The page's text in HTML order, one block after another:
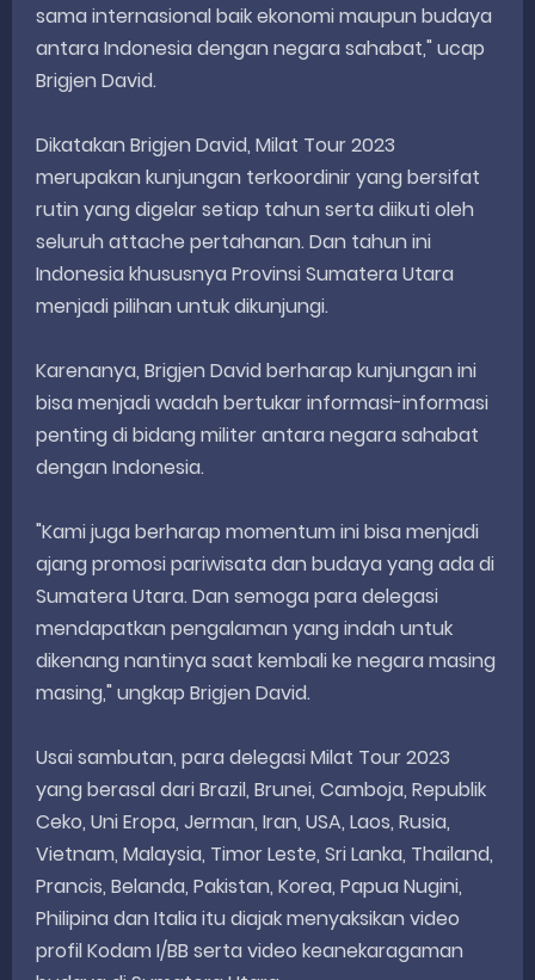
sama internasional baik ekonomi maupun budaya
antara Indonesia dengan negara sahabat," ucap
Brigjen David.
Dikatakan Brigjen David, Milat Tour 2023
merupakan kunjungan terkoordinir yang bersifat
rutin yang digelar setiap tahun serta diikuti oleh
seluruh attache pertahanan. Dan tahun ini
Indonesia khususnya Provinsi Sumatera Utara
menjadi pilihan untuk dikunjungi.
Karenanya, Brigjen David berharap kunjungan ini
bisa menjadi wadah bertukar informasi-informasi
penting di bidang militer antara negara sahabat
dengan Indonesia.
"Kami juga berharap momentum ini bisa menjadi
ajang promosi pariwisata dan budaya yang ada di
Sumatera Utara. Dan semoga para delegasi
mendapatkan pengalaman yang indah untuk
dikenang nantinya saat kembali ke negara masing
masing," ungkap Brigjen David.
Usai sambutan, para delegasi Milat Tour 2023
yang berasal dari Brazil, Brunei, Camboja, Republik
Ceko, Uni Eropa, Jerman, Iran, USA, Laos, Rusia,
Vietnam, Malaysia, Timor Leste, Sri Lanka, Thailand,
Prancis, Belanda, Pakistan, Korea, Papua Nugini,
Philipina dan Italia itu diajak menyaksikan video
profil Kodam I/BB serta video keanekaragaman